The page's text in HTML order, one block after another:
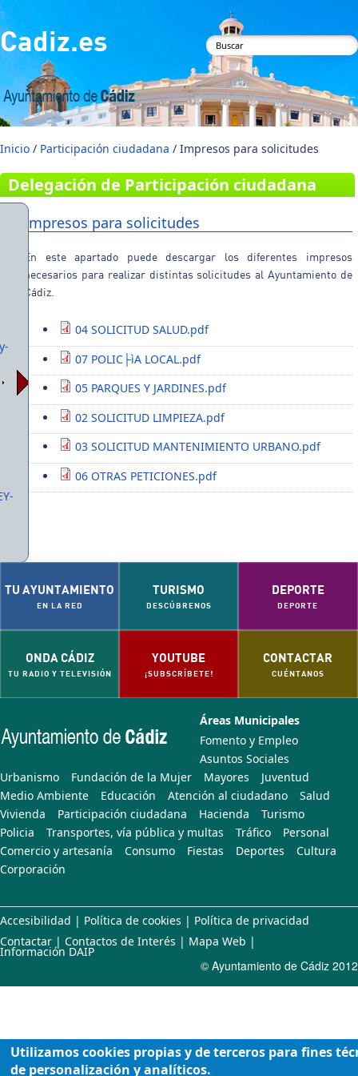
Pasar al contenido principal
Cadiz.es
Formulario de
búsqueda
Inicio / Participación ciudadana / Impresos para solicitudes
Delegación de Participación ciudadana
Impresos para solicitudes
En este apartado puede descargar los diferentes impresos
necesarios para realizar distintas solicitudes al Ayuntamiento de
Cádiz.
04 SOLICITUD SALUD.pdf
07 POLIC├ìA LOCAL.pdf
05 PARQUES Y JARDINES.pdf
02 SOLICITUD LIMPIEZA.pdf
03 SOLICITUD MANTENIMIENTO URBANO.pdf
06 OTRAS PETICIONES.pdf
TU AYUNTAMIENTO
EN LA RED
TURISMO
DESCÚBRENOS
DEPORTE
DEPORTE
ONDA CÁDIZ
TU RADIO Y TELEVISIÓN
YOUTUBE
¡SUBSCRÍBETE!
CONTACTAR
CUÉNTANOS
Áreas Municipales
Fomento y Empleo
Asuntos Sociales
Urbanismo
Fundación de la Mujer Mayores
Juventud
Medio Ambiente
Educación Atención al ciudadano
Salud
Vivienda
Participación ciudadana Hacienda
Turismo
Policia
Transportes, vía pública y multas Tráfico
Personal
Comercio y artesanía
Consumo Fiestas Deportes
Cultura
Corporación
Accesibilidad | Política de cookies | Política de privacidad
Contactar | Contactos de Interés | Mapa Web |
Información DAIP
© Ayuntamiento de Cádiz 2012
Utilizamos cookies propias y de terceros para fines
de personalización y analíticos.